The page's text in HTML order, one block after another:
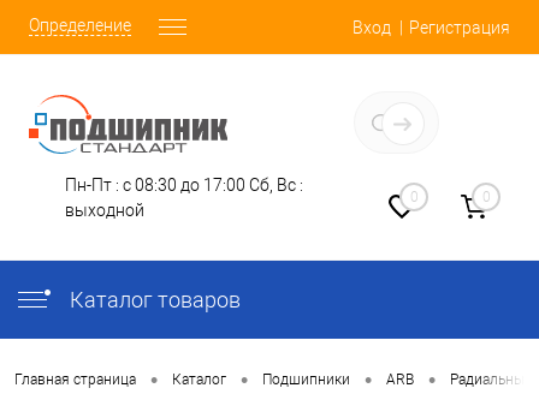
Определение Вход Регистрация
Пн-Пт : с 08:30 до 17:00 Сб, Вс :
выходной
0 0
Каталог товаров
Главная страница • Каталог • Подшипники • ARB • Радиальные